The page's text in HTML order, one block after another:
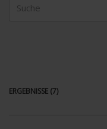
ERGEBNISSE (7)